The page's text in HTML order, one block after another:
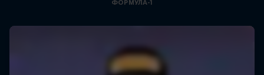
ФОРМУЛА-1